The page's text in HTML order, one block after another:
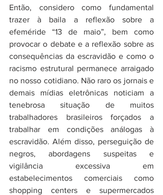
Então, considero como fundamental
trazer à baila a reflexão sobre a
efeméride “13 de maio”, bem como
provocar o debate e a reflexão sobre as
consequências da escravidão e como o
racismo estrutural permanece arraigado
no nosso cotidiano. Não raro os jornais e
demais mídias eletrônicas noticiam a
tenebrosa situação de muitos
trabalhadores brasileiros forçados a
trabalhar em condições análogas à
escravidão. Além disso, perseguição de
negros, abordagens suspeitas e
vigilância excessiva em
estabelecimentos comerciais como
shopping centers e supermercados